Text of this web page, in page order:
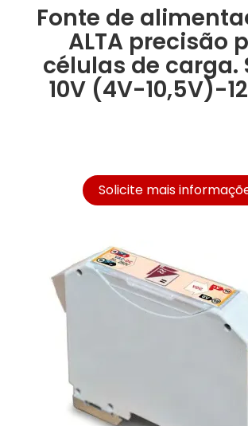
Fonte de
ALTA precisão
células de carga.
10V (4V-10,5V)-
Solicite mais